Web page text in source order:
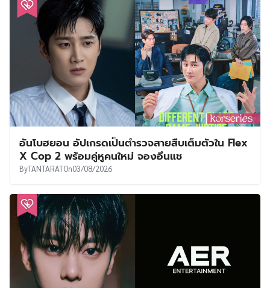
อันโบฮยอน อัปเกรดเป็นตำรวจสายสืบเต็มตัวใน Flex
X Cop 2 พร้อมคู่หูคนใหม่ จองอึนแช
ByTANTARATOn03/08/2026